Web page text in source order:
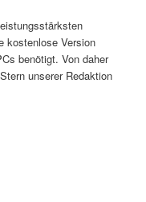
kostenlose Version
benötigt. Von daher
unserer Redaktion